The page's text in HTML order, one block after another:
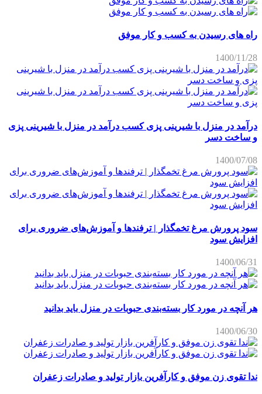
راه های رسیدن به کسب و کار موفق
1400/11/28
درآمد در منزل با شیرینی پزی کسب درآمد در منزل با شیرینی پزی
و ساخت دسر
1400/07/08
سود پرورش مرغ تخمگذار | ترفندها و آموزش‌های ضروری برای
افزایش سود
1400/06/31
هر آنچه در مورد کار بسته‌بندی حبوبات در منزل باید بدانید
1400/06/30
ندا تقوی زن موفق و کارآفرین بازار تولید و صادرات زعفران